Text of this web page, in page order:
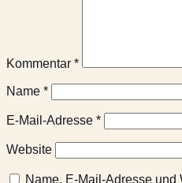
Kommentar *
Name *
E-Mail-Adresse *
Website
Name, E-Mail-Adresse